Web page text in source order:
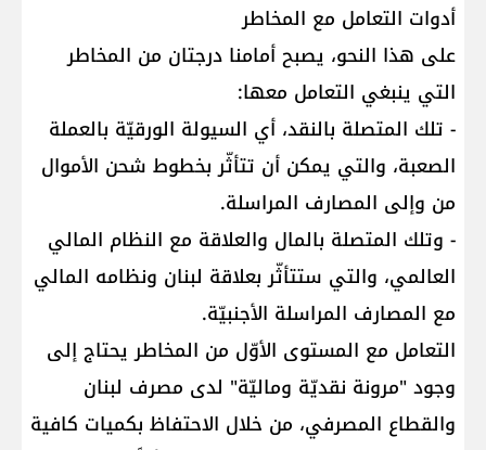
أدوات التعامل مع المخاطر
على هذا النحو، يصبح أمامنا درجتان من المخاطر
التي ينبغي التعامل معها:
- تلك المتصلة بالنقد، أي السيولة الورقيّة بالعملة
الصعبة، والتي يمكن أن تتأثّر بخطوط شحن الأموال
من وإلى المصارف المراسلة.
- وتلك المتصلة بالمال والعلاقة مع النظام المالي
العالمي، والتي ستتأثّر بعلاقة لبنان ونظامه المالي
مع المصارف المراسلة الأجنبيّة.
التعامل مع المستوى الأوّل من المخاطر يحتاج إلى
وجود "مرونة نقديّة وماليّة" لدى مصرف لبنان
والقطاع المصرفي، من خلال الاحتفاظ بكميات كافية